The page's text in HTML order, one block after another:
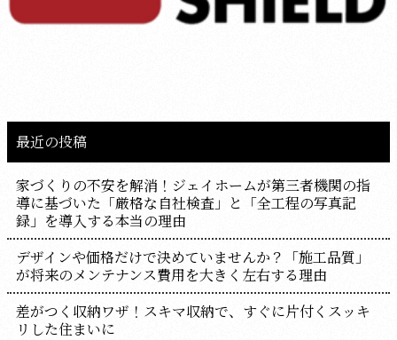
最近の投稿
家づくりの不安を解消！ジェイホームが第三者機関の指
導に基づいた「厳格な自社検査」と「全工程の写真記
録」を導入する本当の理由
デザインや価格だけで決めていませんか？「施工品質」
が将来のメンテナンス費用を大きく左右する理由
差がつく収納ワザ！スキマ収納で、すぐに片付くスッキ
リした住まいに